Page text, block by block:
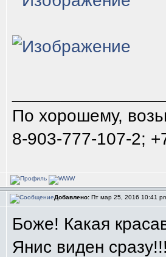
По хорошему,
8-903-777-107-2;
Добавлено: Пт мар 25, 2016 10:41
Боже! Какая
Янис виден